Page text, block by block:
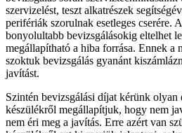
szervizelést, teszt alkatrészek
perifériák szorulnak esetleges cserére.
bonyolultabb bevizsgálásokig eltelhet
megállapítható a hiba forrása. Ennek a
szoktuk bevizsgálás gyanánt
javítást.
Szintén bevizsgálási díjat kérünk olyan
készülékről megállapítjuk, hogy nem
nem éri meg a javítás. Erre azért van